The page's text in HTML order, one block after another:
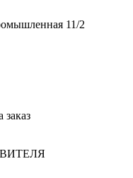
11/2
заказ